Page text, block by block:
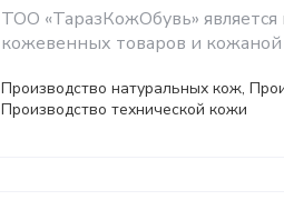
ТОО «ТаразКожОбувь»
кожевенных товаров и кожаной
Производство натуральных кож,
Производство технической кожи